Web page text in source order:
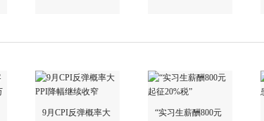
9月CPI反弹概率大
“实习生薪酬800元